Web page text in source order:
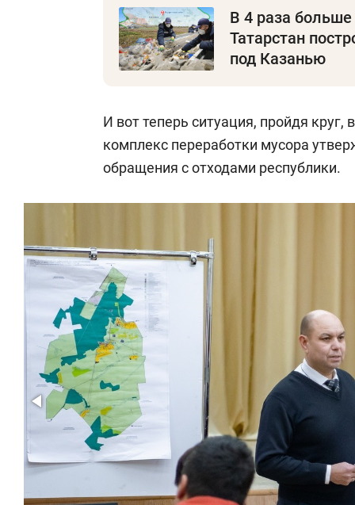
В 4 раза
Татарстан
под Казанью
И вот теперь ситуация, пройдя круг,
комплекс переработки мусора
обращения с отходами республики.